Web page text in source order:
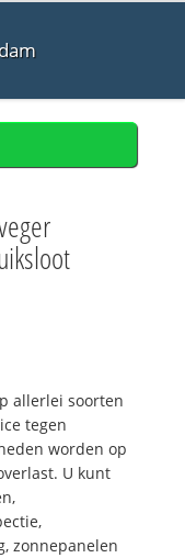
allerlei soorten
tegen
worden op
U kunt
zonnepanelen